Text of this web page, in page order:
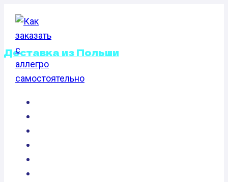
содержимому
Доставка из Польши
ДОСТАВКА
ВЕЛОСИПЕДА
ИЗ ПОЛЬШИ В
РОССИЮ